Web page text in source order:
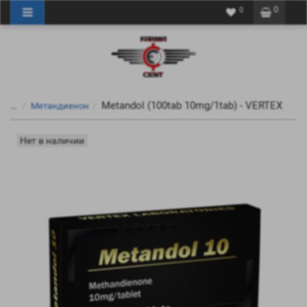
0
0
Метандиенон Metandol (100tab 10mg/1tab) - VERTEX
Нет в наличии